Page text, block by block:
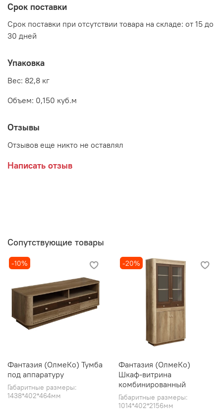
Материалы:
корпус - ЛДСП Дуб Каньон
Дуб Кальяри
Производитель:
Срок поставки
Срок поставки при отсутствии товара на складе: от 15 до
30 дней
Упаковка
Вес: 82,8 кг
Объем: 0,150 куб.м
Отзывы
Отзывов еще никто не оставлял
Написать отзыв
Сопутствующие товары
-10%
Фантазия (ОлмеКо) Тумба
под аппаратуру
Габаритные размеры:
1438*402*464мм
-20%
Фантазия (ОлмеКо)
Шкаф-витрина
комбинированный
Габаритные размеры:
1014*402*2156мм